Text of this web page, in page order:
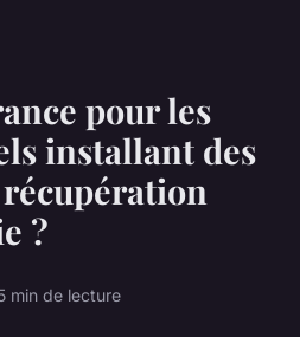
pour les
installant des
?
min de lecture